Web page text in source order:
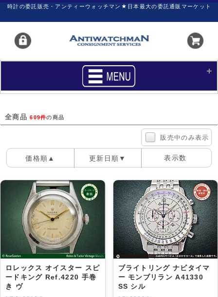
時計の委託販売・アンティーウォッチマン★日本最大の委託通販マーケット
買いたい 売りたい
マイページ
新着リスト 価格ダウン
価格の交渉 時計の修理
カレンダープライス ファイナルボックス
アーカイブ ブログ・特集記事
全商品609件の商品
販売中のみ表示
価格順▲ 更新日順▼ 表示数
40件
60件
100件
ロレックス オイスター スピ
ードキング Ref.4220 手巻
き ヴ
ブライトリング ナビタイマ
ー モンブリラン A41330
SS シル